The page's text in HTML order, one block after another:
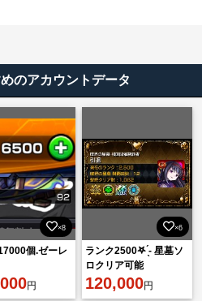
のアカウントデータ
×8
個.ゼーレ
円
×6
‎‎ランク2500‎‎𖤐 ̖́-‬ 星墓ソ
ロクリア可能
120,000円